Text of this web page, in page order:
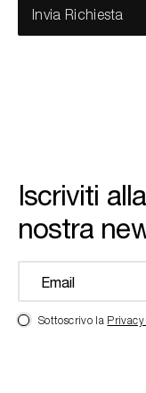
Invia Richiesta
Iscriviti alla
nostra
Sottoscrivo la